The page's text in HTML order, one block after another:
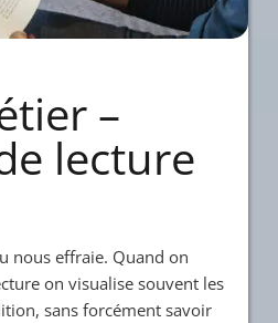
–
lecture
nous effraie. Quand on
on visualise souvent les
sans forcément savoir